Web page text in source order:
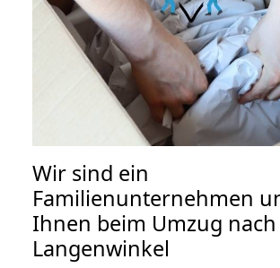
Wir sind ein
Familienunternehmen
Ihnen beim Umzug nach
Langenwinkel